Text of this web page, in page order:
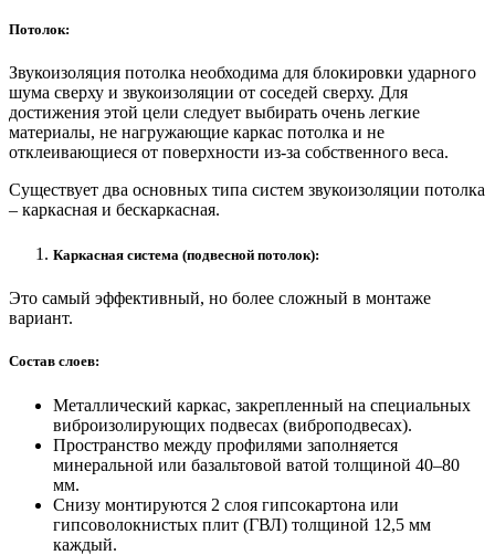
Потолок:
Звукоизоляция потолка необходима для блокировки ударного
шума сверху и звукоизоляции от соседей сверху. Для
достижения этой цели следует выбирать очень легкие
материалы, не нагружающие каркас потолка и не
отклеивающиеся от поверхности из-за собственного веса.
Существует два основных типа систем звукоизоляции потолка
– каркасная и бескаркасная.
Каркасная система (подвесной потолок):
Это самый эффективный, но более сложный в монтаже
вариант.
Состав слоев:
Металлический каркас, закрепленный на специальных
виброизолирующих подвесах (виброподвесах).
Пространство между профилями заполняется
минеральной или базальтовой ватой толщиной 40–80
мм.
Снизу монтируются 2 слоя гипсокартона или
гипсоволокнистых плит (ГВЛ) толщиной 12,5 мм
каждый.